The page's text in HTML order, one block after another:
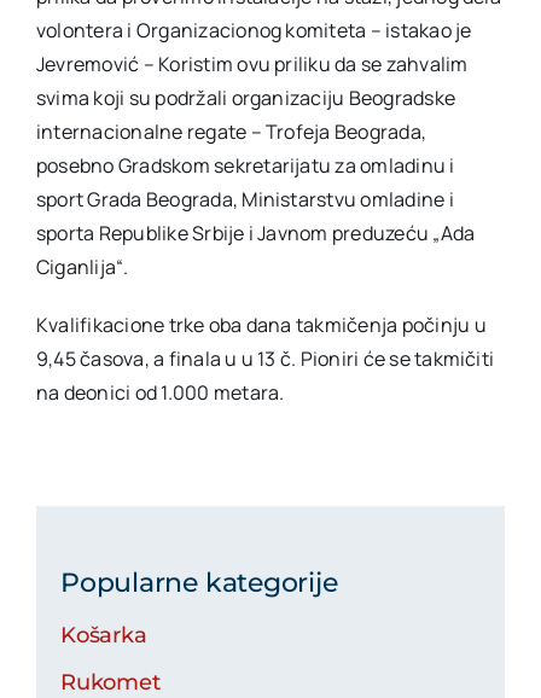
volontera i Organizacionog komiteta – istakao je
Jevremović – Koristim ovu priliku da se zahvalim
svima koji su podržali organizaciju Beogradske
internacionalne regate – Trofeja Beograda,
posebno Gradskom sekretarijatu za omladinu i
sport Grada Beograda, Ministarstvu omladine i
sporta Republike Srbije i Javnom preduzeću „Ada
Ciganlija“.
Kvalifikacione trke oba dana takmičenja počinju u
9,45 časova, a finala u u 13 č. Pioniri će se takmičiti
na deonici od 1.000 metara.
Popularne kategorije
Košarka
Rukomet